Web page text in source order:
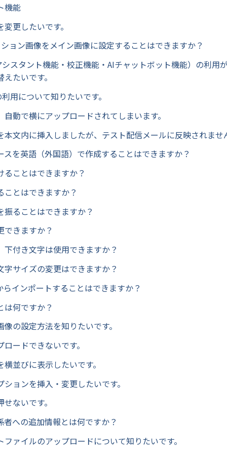
機能
更したいです。
ョン画像をメイン画像に設定することはできますか？
シスタント機能・校正機能・AIチャットボット機能）の利用
たいです。
用について知りたいです。
自動で横にアップロードされてしまいます。
本文内に挿入しましたが、テスト配信メールに反映されませ
スを英語（外国語）で作成することはできますか？
ることはできますか？
ことはできますか？
振ることはできますか？
できますか？
下付き文字は使用できますか？
字サイズの変更はできますか？
らインポートすることはできますか？
は何ですか？
の設定方法を知りたいです。
ードできないです。
並びに表示したいです。
ョンを挿入・変更したいです。
ないです。
者への追加情報とは何ですか？
ファイルのアップロードについて知りたいです。